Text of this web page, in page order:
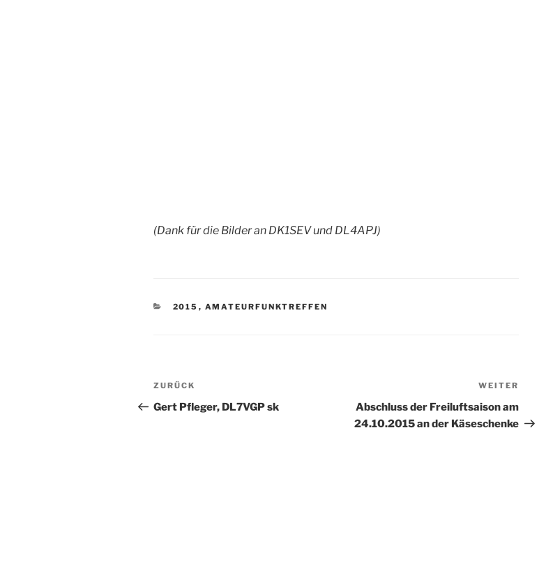
(Dank für die Bilder an DK1SEV und DL4APJ)
KATEGORIEN
2015 , AMATEURFUNKTREFFEN
Beitragsnavigation
Vorheriger
Beitrag
ZURÜCK
Gert Pfleger, DL7VGP sk
Beitrag
WEITER
Abschluss der Freiluftsaison am
24.10.2015 an der Käseschenke